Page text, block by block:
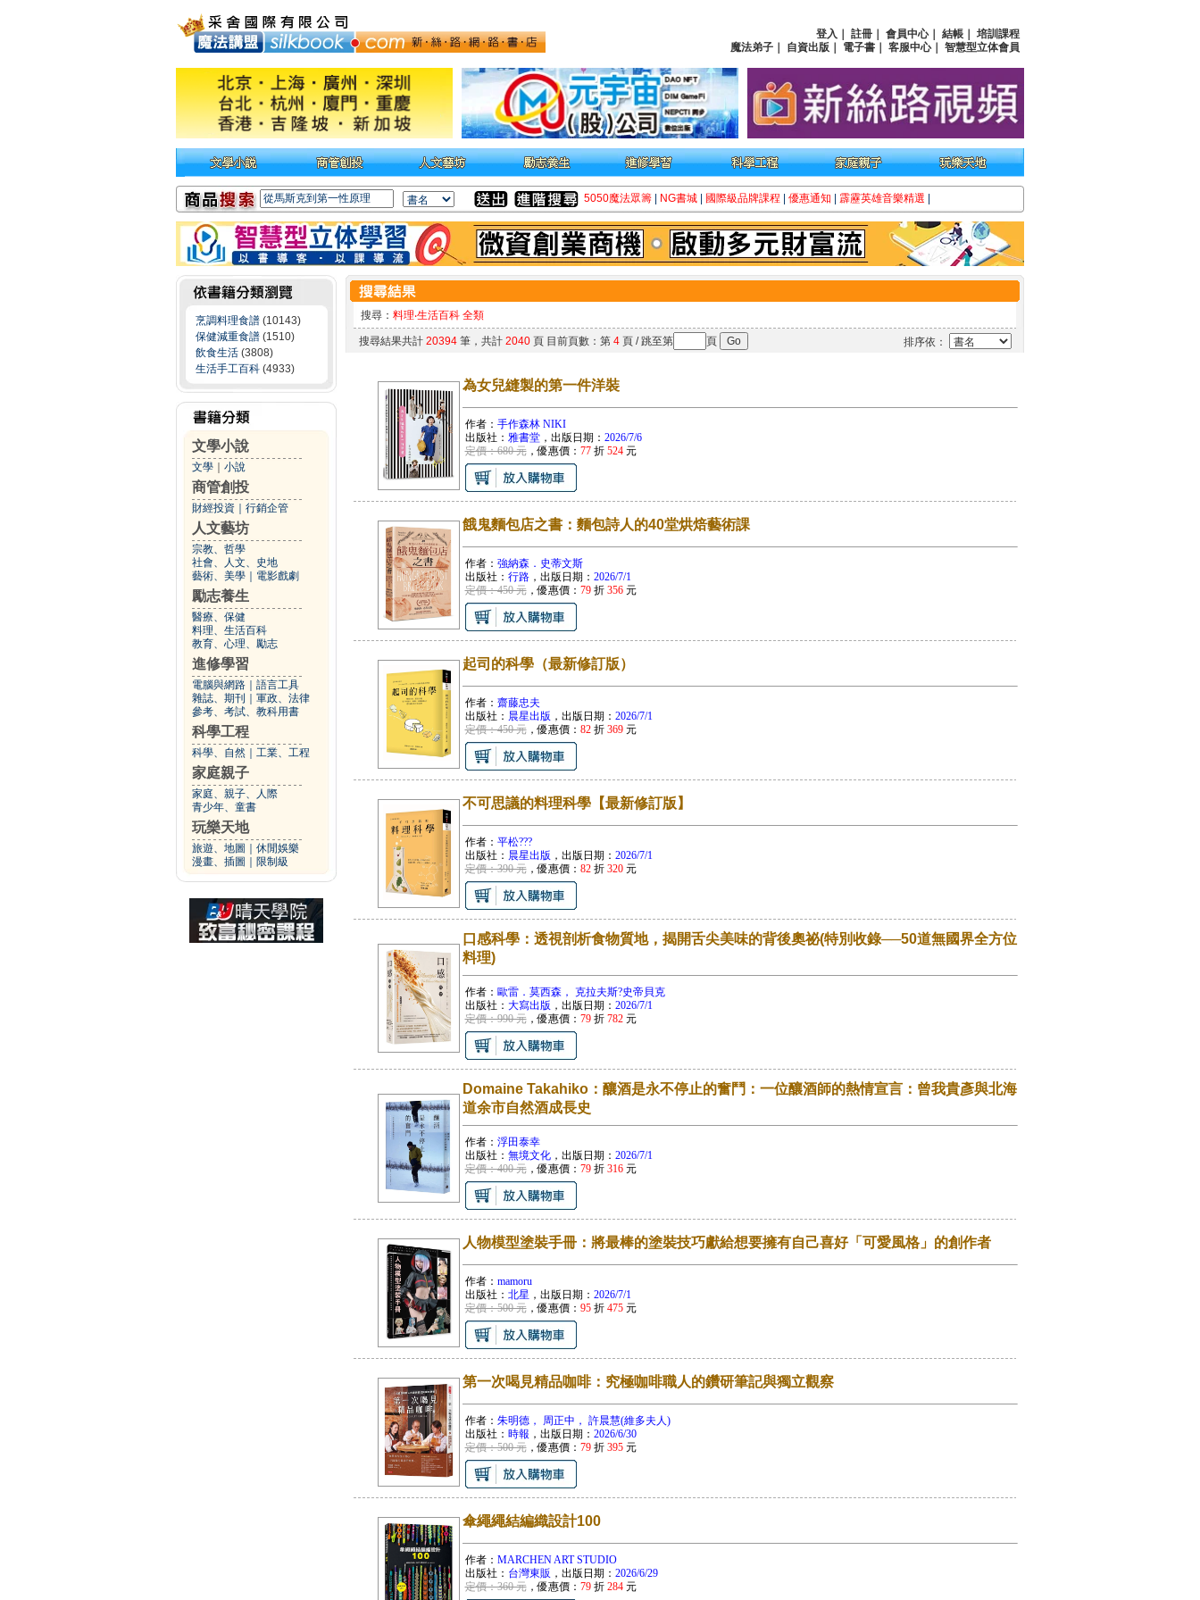
登入 註冊 會員中心｜ 結帳
培訓課程
魔法弟子
自資出版 電子書 客服中心｜ 智慧型立体會員
5050魔法眾籌 NG書城 國際級品牌課程 優惠通知 霹靂英雄音樂精選
烹調料理食譜 (10143)
保健減重食譜 (1510)
飲食生活 (3808)
生活手工百科 (4933)
文學小說
文學 小說
商管創投
財經投資 行銷企管
人文藝坊
宗教、哲學
社會、人文、史地
藝術、美學
電影戲劇
勵志養生
醫療、保健
料理、生活百科
教育、心理、勵志
進修學習
電腦與網路
語言工具
雜誌、期刊
軍政、法律
參考、考試、教科用書
科學工程
科學、自然 工業、工程
家庭親子
家庭、親子、人際
青少年、童書
玩樂天地
旅遊、地圖
休閒娛樂
漫畫、插圖
限制級
搜尋： 料理‧生活百科 全類
搜尋結果共計 20394筆，共計 2040頁 目前頁數：第 4頁 / 跳至第 頁 排序依：
為女兒縫製的第一件洋裝
作者： 手作森林 NIKI
出版社： 雅書堂，出版日期： 2026/7/6
定價：680 元，優惠價： 77折 524元
餓鬼麵包店之書：麵包詩人的40堂烘焙藝術課
作者： 強納森．史蒂文斯
出版社： 行路，出版日期： 2026/7/1
定價：450 元，優惠價： 79折 356元
起司的科學（最新修訂版）
作者： 齋藤忠夫
出版社： 晨星出版 ，出版日期： 2026/7/1
定價：450 元，優惠價： 82折 369元
不可思議的料理科學【最新修訂版】
作者： 平松???
出版社： 晨星出版 ，出版日期： 2026/7/1
定價：390 元，優惠價： 82折 320元
口感科學：透視剖析食物質地，揭開舌尖美味的背後奧祕(特別收錄──50道無國界全方位
料理)
作者： 歐雷．莫西森， 克拉夫斯?史帝貝克
出版社： 大寫出版 ，出版日期： 2026/7/1
定價：990 元，優惠價： 79折 782元
Domaine Takahiko：釀酒是永不停止的奮鬥：一位釀酒師的熱情宣言：曾我貴彥與北海
道余市自然酒成長史
作者： 浮田泰幸
出版社： 無境文化，出版日期： 2026/7/1
定價：400 元，優惠價： 79折 316元
人物模型塗裝手冊：將最棒的塗裝技巧獻給想要擁有自己喜好「可愛風格」的創作者
作者： mamoru
出版社： 北星 ，出版日期： 2026/7/1
定價：500 元，優惠價： 95折 475元
第一次喝見精品咖啡：究極咖啡職人的鑽研筆記與獨立觀察
作者： 朱明德， 周正中， 許晨慧(維多夫人)
出版社： 時報 ，出版日期： 2026/6/30
定價：500 元，優惠價： 79折 395元
傘繩繩結編織設計100
作者： MARCHEN ART STUDIO
出版社： 台灣東販 ，出版日期： 2026/6/29
定價：360 元，優惠價： 79折 284元